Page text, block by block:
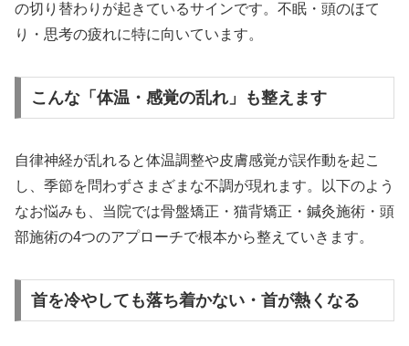
の切り替わりが起きているサインです。不眠・頭のほて
り・思考の疲れに特に向いています。
こんな「体温・感覚の乱れ」も整えます
自律神経が乱れると体温調整や皮膚感覚が誤作動を起こ
し、季節を問わずさまざまな不調が現れます。以下のよう
なお悩みも、当院では骨盤矯正・猫背矯正・鍼灸施術・頭
部施術の4つのアプローチで根本から整えていきます。
首を冷やしても落ち着かない・首が熱くなる